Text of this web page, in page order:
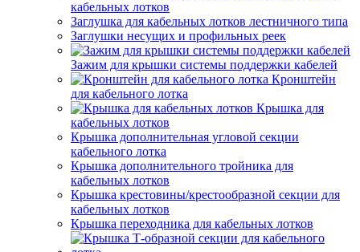
кабельных лотков
Заглушка для кабельных лотков лестничного типа
Заглушки несущих и профильных реек
Зажим для крышки системы поддержки кабелей
Кронштейн
для кабельного лотка
Крышка для
кабельных лотков
Крышка дополнительная угловой секции
кабельного лотка
Крышка дополнительного тройника для
кабельных лотков
Крышка крестовины/крестообразной секции для
кабельных лотков
Крышка переходника для кабельных лотков